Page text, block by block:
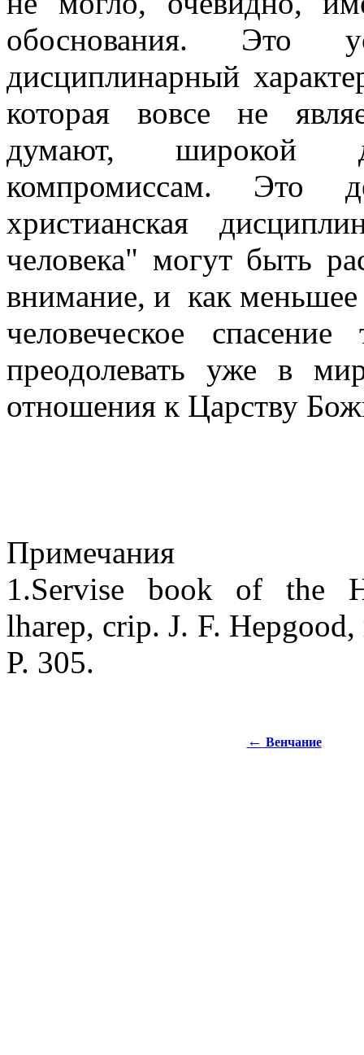
обоснования. Это
дисциплинарный
которая вовсе не
думают, широкой
компромиссам. Это
христианская
человека" могут быть
внимание, и как меньшее
человеческое
преодолевать уже в
отношения к Царству
Примечания
1.Servise book of the
lharep, crip. J. F.
P. 305.
← Венчание